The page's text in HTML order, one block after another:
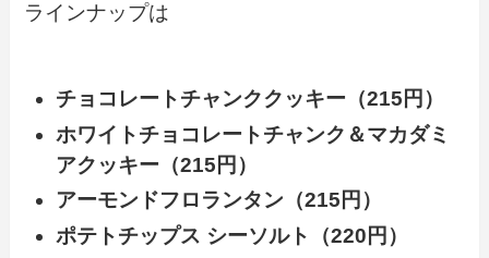
ラインナップは
チョコレートチャンククッキー（215円）
ホワイトチョコレートチャンク＆マカダミ
アクッキー（215円）
アーモンドフロランタン（215円）
ポテトチップス シーソルト（220円）